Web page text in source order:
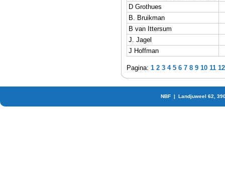
D Grothues
B. Bruikman
B van Ittersum
J. Jagel
J Hoffman
Pagina: 1 2 3 4 5 6 7 8 9 10 11 12
NBF | Landjuweel 62,